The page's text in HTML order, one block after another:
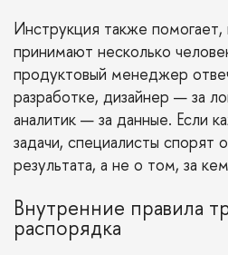
Инструкция также
принимают несколько
продуктовый менеджер
разработке, дизайнер — за
аналитик — за данные. Если
задачи, специалисты спорят
результата, а не о том, за
Внутренние правила
распорядка